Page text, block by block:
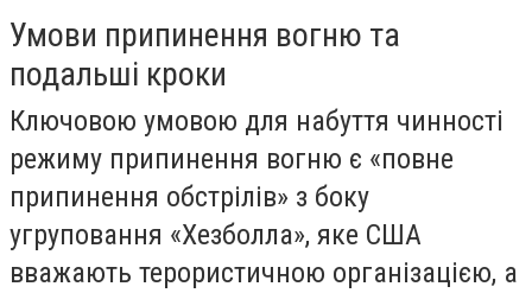
Умови припинення вогню та
подальші кроки
Ключовою умовою для набуття чинності
режиму припинення вогню є «повне
припинення обстрілів» з боку
угруповання «Хезболла», яке США
вважають терористичною організацією, а